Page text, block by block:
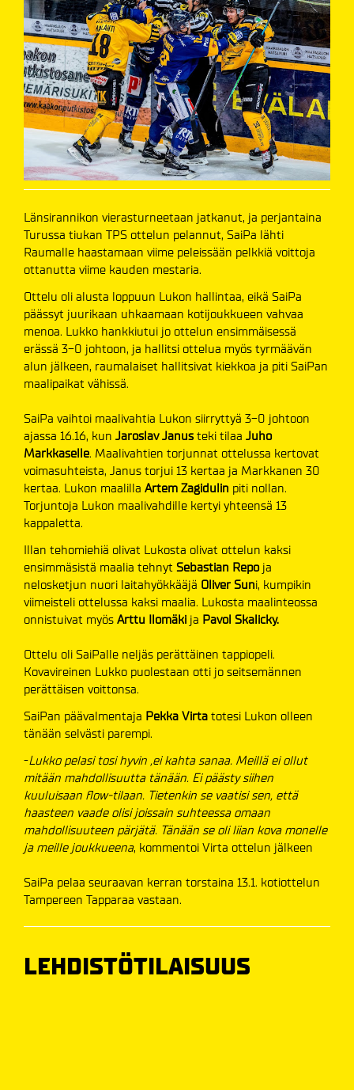
Länsirannikon vierasturneetaan jatkanut, ja perjantaina
Turussa tiukan TPS ottelun pelannut, SaiPa lähti
Raumalle haastamaan viime peleissään pelkkiä voittoja
ottanutta viime kauden mestaria.
Ottelu oli alusta loppuun Lukon hallintaa, eikä SaiPa
päässyt juurikaan uhkaamaan kotijoukkueen vahvaa
menoa. Lukko hankkiutui jo ottelun ensimmäisessä
erässä 3-0 johtoon, ja hallitsi ottelua myös tyrmäävän
alun jälkeen, raumalaiset hallitsivat kiekkoa ja piti SaiPan
maalipaikat vähissä.
SaiPa vaihtoi maalivahtia Lukon siirryttyä 3-0 johtoon
ajassa 16.16, kun Jaroslav Janus teki tilaa Juho
Markkaselle. Maalivahtien torjunnat ottelussa kertovat
voimasuhteista, Janus torjui 13 kertaa ja Markkanen 30
kertaa. Lukon maalilla Artem Zagidulin piti nollan.
Torjuntoja Lukon maalivahdille kertyi yhteensä 13
kappaletta.
Illan tehomiehiä olivat Lukosta olivat ottelun kaksi
ensimmäsistä maalia tehnyt Sebastian Repo ja
nelosketjun nuori laitahyökkääjä Oliver Suni, kumpikin
viimeisteli ottelussa kaksi maalia. Lukosta maalinteossa
onnistuivat myös Arttu Ilomäki ja Pavol Skalicky.
Ottelu oli SaiPalle neljäs perättäinen tappiopeli.
Kovavireinen Lukko puolestaan otti jo seitsemännen
perättäisen voittonsa.
SaiPan päävalmentaja Pekka Virta totesi Lukon olleen
tänään selvästi parempi.
-Lukko pelasi tosi hyvin ,ei kahta sanaa. Meillä ei ollut
mitään mahdollisuutta tänään. Ei päästy siihen
kuuluisaan flow-tilaan. Tietenkin se vaatisi sen, että
haasteen vaade olisi joissain suhteessa omaan
mahdollisuuteen pärjätä. Tänään se oli liian kova monelle
ja meille joukkueena, kommentoi Virta ottelun jälkeen
SaiPa pelaa seuraavan kerran torstaina 13.1. kotiottelun
Tampereen Tapparaa vastaan.
LEHDISTÖTILAISUUS